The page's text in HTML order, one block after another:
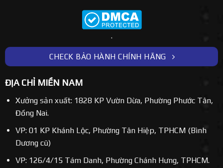
.
CHECK BẢO HÀNH CHÍNH HÃNG
ĐỊA CHỈ MIỀN NAM
Xưởng sản xuất: 1828 KP Vườn Dừa, Phường Phước Tân,
Đồng Nai.
VP: 01 KP Khánh Lộc, Phường Tân Hiệp, TPHCM (Bình
Dương cũ)
VP: 126/4/15 Tám Danh, Phường Chánh Hưng, TPHCM.